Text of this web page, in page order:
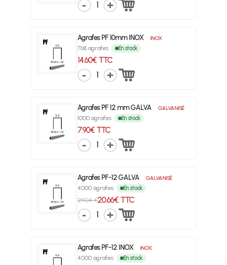
1
Agrafes PF 10mm INOX INOX
768 agrafes En stock
14.60€ TTC
1
Agrafes PF 12 mm GALVA GALVANISÉ
1000 agrafes En stock
7.90€ TTC
1
Agrafes PF-12 GALVA GALVANISÉ
4000 agrafes En stock
29.04 €20.66€ TTC
1
Agrafes PF-12 INOX INOX
4000 agrafes En stock